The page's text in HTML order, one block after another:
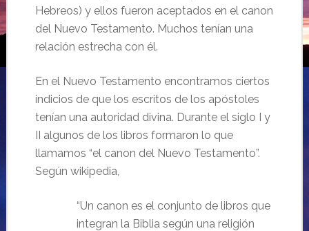
Hebreos) y ellos fueron aceptados en el canon
del Nuevo Testamento. Muchos tenían una
relación estrecha con él.
En el Nuevo Testamento encontramos ciertos
indicios de que los escritos de los apóstoles
tenían una autoridad divina. Durante el siglo I y
II algunos de los libros formaron lo que
llamamos “el canon del Nuevo Testamento”.
Según wikipedia,
“Un canon es el conjunto de libros que
integran la Biblia según una religión